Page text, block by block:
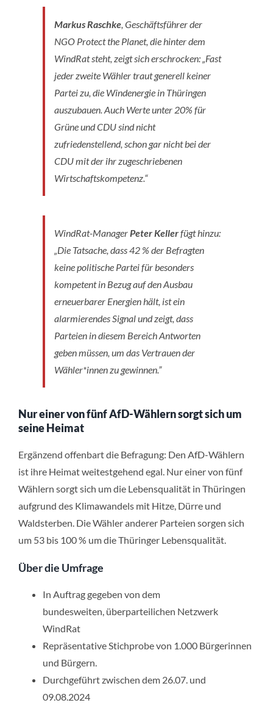
Markus Raschke , Geschäftsführer der
NGO Protect the Planet, die hinter dem
WindRat steht, zeigt sich erschrocken: „Fast
jeder zweite Wähler traut generell keiner
Partei zu, die Windenergie in Thüringen
auszubauen. Auch Werte unter 20% für
Grüne und CDU sind nicht
zufriedenstellend, schon gar nicht bei der
CDU mit der ihr zugeschriebenen
Wirtschaftskompetenz.“
WindRat-Manager Peter Kellerfügt hinzu:
„Die Tatsache, dass 42 % der Befragten
keine politische Partei für besonders
kompetent in Bezug auf den Ausbau
erneuerbarer Energien hält, ist ein
alarmierendes Signal und zeigt, dass
Parteien in diesem Bereich Antworten
geben müssen, um das Vertrauen der
Wähler*innen zu gewinnen.”
Nur einer von fünf AfD-Wählern sorgt sich um
seine Heimat
Ergänzend offenbart die Befragung: Den AfD-Wählern
ist ihre Heimat weitestgehend egal. Nur einer von fünf
Wählern sorgt sich um die Lebensqualität in Thüringen
aufgrund des Klimawandels mit Hitze, Dürre und
Waldsterben. Die Wähler anderer Parteien sorgen sich
um 53 bis 100 % um die Thüringer Lebensqualität.
Über die Umfrage
In Auftrag gegeben von dem
bundesweiten, überparteilichen Netzwerk
WindRat
Repräsentative Stichprobe von 1.000 Bürgerinnen
und Bürgern.
Durchgeführt zwischen dem 26.07. und
09.08.2024